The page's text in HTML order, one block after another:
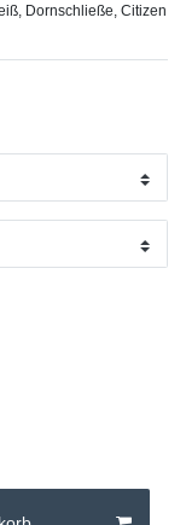
Dornschließe, Citizen